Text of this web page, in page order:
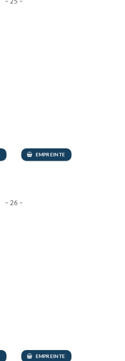
EMPREINTE
– 26 –
EMPREINTE